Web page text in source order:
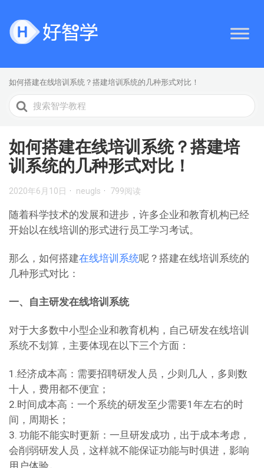
如何搭建在线培训系统？搭建培训系统的几种形式对比！
搜
索
如何搭建在线培训系统？搭建培
训系统的几种形式对比！
2020年6月10日 neugls 799阅读
随着科学技术的发展和进步，许多企业和教育机构已经
开始以在线培训的形式进行员工学习考试。
那么，如何搭建在线培训系统呢？搭建在线培训系统的
几种形式对比：
一、自主研发在线培训系统
对于大多数中小型企业和教育机构，自己研发在线培训
系统不划算，主要体现在以下三个方面：
1.经济成本高：需要招聘研发人员，少则几人，多则数
十人，费用都不便宜；
2.时间成本高：一个系统的研发至少需要1年左右的时
间，周期长；
3. 功能不能实时更新：一旦研发成功，出于成本考虑，
会削弱研发人员，这样就不能保证功能与时俱进，影响
用户体验。